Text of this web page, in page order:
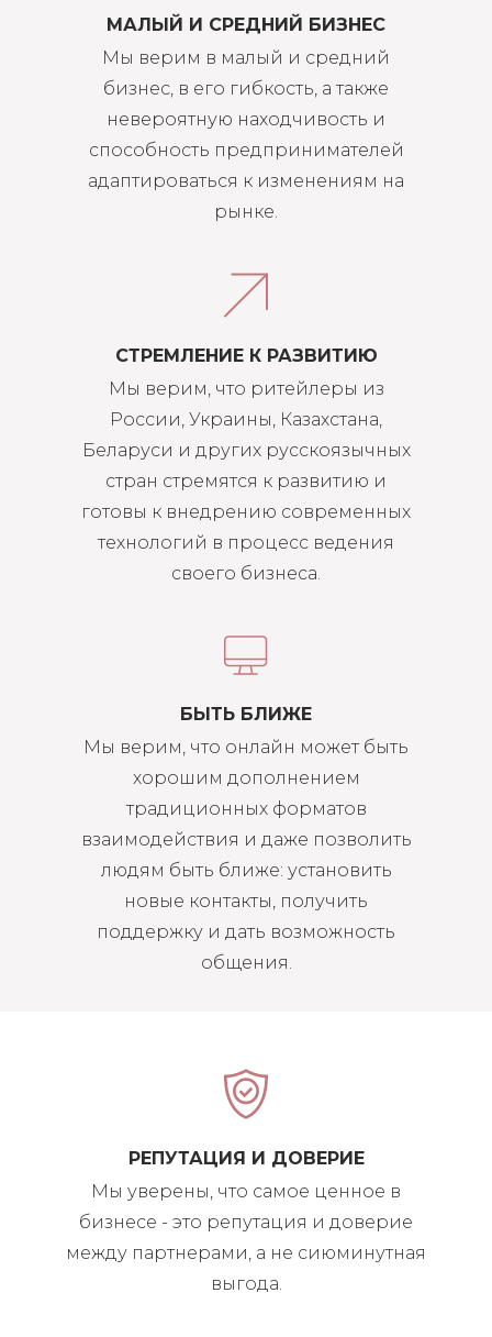
МАЛЫЙ И СРЕДНИЙ БИЗНЕС
Мы верим в малый и средний
бизнес, в его гибкость, а также
невероятную находчивость и
способность предпринимателей
адаптироваться к изменениям на
рынке.
СТРЕМЛЕНИЕ К РАЗВИТИЮ
Мы верим, что ритейлеры из
России, Украины, Казахстана,
Беларуси и других русскоязычных
стран стремятся к развитию и
готовы к внедрению современных
технологий в процесс ведения
своего бизнеса.
БЫТЬ БЛИЖЕ
Мы верим, что онлайн может быть
хорошим дополнением
традиционных форматов
взаимодействия и даже позволить
людям быть ближе: установить
новые контакты, получить
поддержку и дать возможность
общения.
РЕПУТАЦИЯ И ДОВЕРИЕ
Мы уверены, что самое ценное в
бизнесе - это репутация и доверие
между партнерами, а не сиюминутная
выгода.